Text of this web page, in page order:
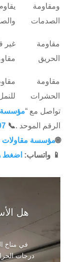
ومقاومة
الصدمات
مقاومة
الحريق
غير
مقاومة
الحشرات
تواصل مع “مؤسسة
الرقم الموحد .📞
🌐مؤسسة مقاولات
📱 واتساب: اضغط
هل
في مناخ